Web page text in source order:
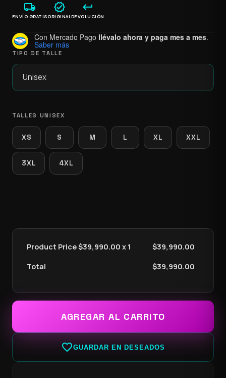
local_shipping
ENVÍO GRATIS
verified
ORIGINAL
keyboard_return
DEVOLUCIÓN
Con Mercado Pago llévalo ahora y paga mes a mes.
Saber más
TIPO DE TALLE
TALLES UNISEX
XS S M L XL XXL
3XL 4XL
Product Price $39,990.00 x 1 $39,990.00
Total $39,990.00
AGREGAR AL CARRITO
favorite_borderGUARDAR EN DESEADOS